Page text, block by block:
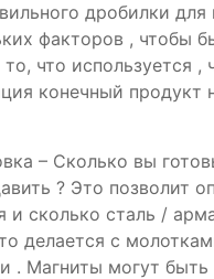
дробилки для
факторов , чтобы
что используется
конечный
– Сколько вы
? Это позволит
и сколько сталь /
делается с
. Магниты могут